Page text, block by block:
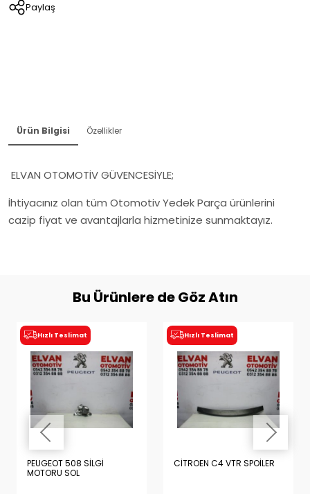
Paylaş
Ürün Bilgisi Özellikler
ELVAN OTOMOTİV GÜVENCESİYLE;
İhtiyacınız olan tüm Otomotiv Yedek Parça ürünlerini
cazip fiyat ve avantajlarla hizmetinize sunmaktayız.
Bu Ürünlere de Göz Atın
Hızlı Teslimat
PEUGEOT 508 SİLGİ
MOTORU SOL
Hızlı Teslimat
CİTROEN C4 VTR SPOİLER